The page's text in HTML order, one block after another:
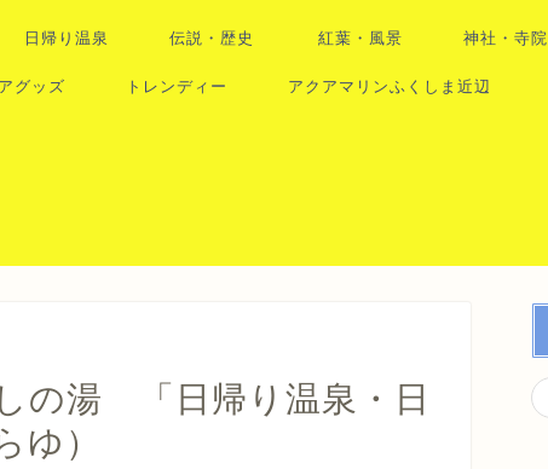
日帰り温泉 伝説・歴史 紅葉・風景 神社・寺院
グッズ トレンディー アクアマリンふくしま近辺
の湯 「日帰り温泉・日
ゆ）